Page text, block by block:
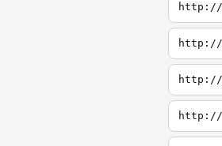
http://
http://
http://
http://